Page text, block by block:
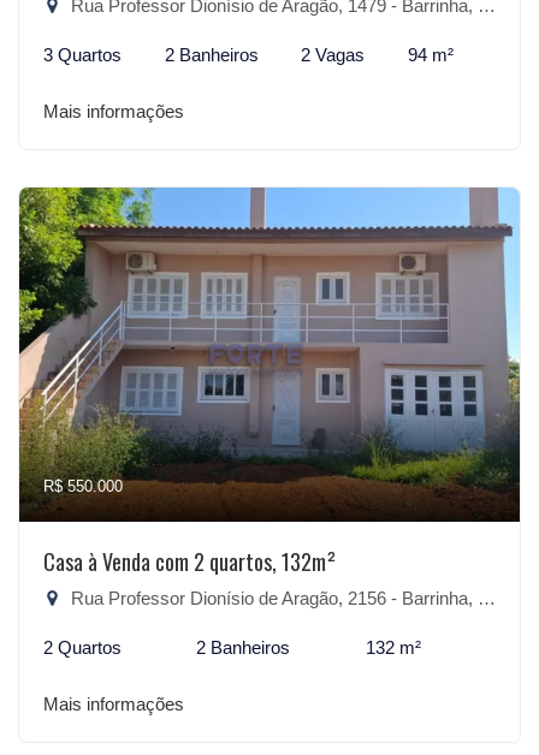
Rua Professor Dionísio de Aragão, 1479 - Barrinha, São Lourenço do Sul-RS
3 Quartos 2 Banheiros 2 Vagas 94 m²
Mais informações
R$ 550.000
Casa à Venda com 2 quartos, 132m²
Rua Professor Dionísio de Aragão, 2156 - Barrinha, São Lourenço do Sul-RS
2 Quartos 2 Banheiros 132 m²
Mais informações